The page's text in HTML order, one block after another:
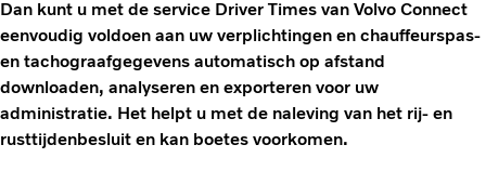
Dan kunt u met de service Driver Times van Volvo Connect
eenvoudig voldoen aan uw verplichtingen en chauffeurspas-
en tachograafgegevens automatisch op afstand
downloaden, analyseren en exporteren voor uw
administratie. Het helpt u met de naleving van het rij- en
rusttijdenbesluit en kan boetes voorkomen.